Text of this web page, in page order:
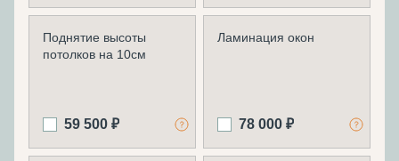
Поднятие высоты
потолков на 10см
59 500 ₽
Ламинация окон
78 000 ₽